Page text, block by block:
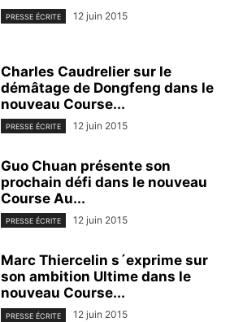
PRESSE ÉCRITE 12 juin 2015
Charles Caudrelier sur le
démâtage de Dongfeng dans le
nouveau Course...
PRESSE ÉCRITE 12 juin 2015
Guo Chuan présente son
prochain défi dans le nouveau
Course Au...
PRESSE ÉCRITE 12 juin 2015
Marc Thiercelin s´exprime sur
son ambition Ultime dans le
nouveau Course...
PRESSE ÉCRITE 12 juin 2015